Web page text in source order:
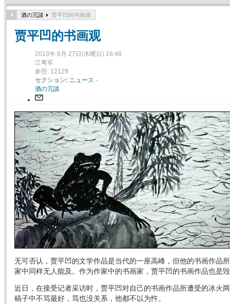
酒の冗談 贾平凹的书画观
贾平凹的书画观
2013年 6月 27日(木曜日) 16:48
江粤军
参照: 12129
セクション: ニュース -
酒の冗談
无可否认，贾平凹的文学作品是当代的一座高峰，但他的书画作品
家中同样无人能及。作为作家中的书画家，贾平凹的书画作品也是
近日，在接受记者采访时，贾平凹对自己的书画作品所遭受的冰火
稿子中不骂最好，骂也没关系，他都不以为忤。